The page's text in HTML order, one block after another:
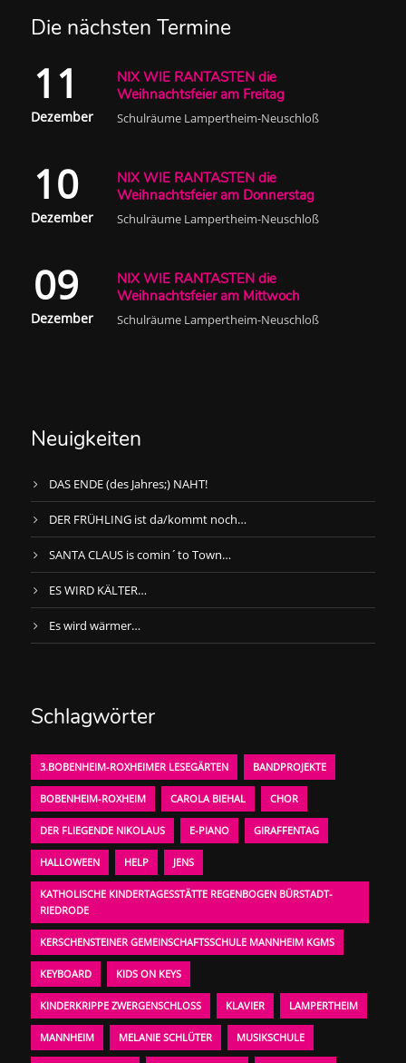
Die nächsten Termine
11
Dezember
NIX WIE RANTASTEN die
Weihnachtsfeier am Freitag
Schulräume Lampertheim-Neuschloß
10
Dezember
NIX WIE RANTASTEN die
Weihnachtsfeier am Donnerstag
Schulräume Lampertheim-Neuschloß
09
Dezember
NIX WIE RANTASTEN die
Weihnachtsfeier am Mittwoch
Schulräume Lampertheim-Neuschloß
Neuigkeiten
DAS ENDE (des Jahres;) NAHT!
DER FRÜHLING ist da/kommt noch…
SANTA CLAUS is comin´to Town…
ES WIRD KÄLTER…
Es wird wärmer…
Schlagwörter
3.BOBENHEIM-ROXHEIMER LESEGÄRTEN BANDPROJEKTE
BOBENHEIM-ROXHEIM CAROLA BIEHAL CHOR
DER FLIEGENDE NIKOLAUS E-PIANO GIRAFFENTAG
HALLOWEEN HELP JENS
KATHOLISCHE KINDERTAGESSTÄTTE REGENBOGEN BÜRSTADT-
RIEDRODE
KERSCHENSTEINER GEMEINSCHAFTSSCHULE MANNHEIM KGMS
KEYBOARD KIDS ON KEYS
KINDERKRIPPE ZWERGENSCHLOSS KLAVIER LAMPERTHEIM
MANNHEIM MELANIE SCHLÜTER MUSIKSCHULE